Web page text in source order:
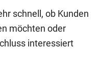
schnell, ob Kunden
möchten oder
interessiert